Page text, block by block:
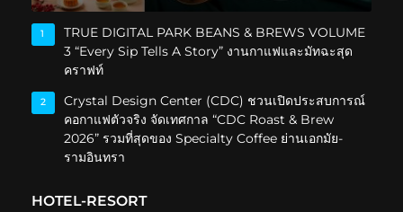
1
TRUE DIGITAL PARK BEANS & BREWS VOLUME
3 “Every Sip Tells A Story” งานกาแฟและมัทฉะสุด
คราฟท์
2
Crystal Design Center (CDC) ชวนเปิดประสบการณ์
คอกาแฟตัวจริง จัดเทศกาล “CDC Roast & Brew
2026” รวมที่สุดของ Specialty Coffee ย่านเอกมัย-
รามอินทรา
HOTEL-RESORT